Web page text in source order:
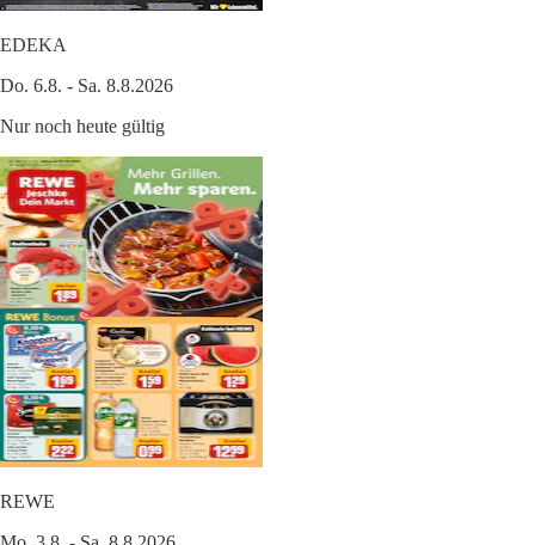
EDEKA
Do. 6.8. - Sa. 8.8.2026
Nur noch heute gültig
REWE